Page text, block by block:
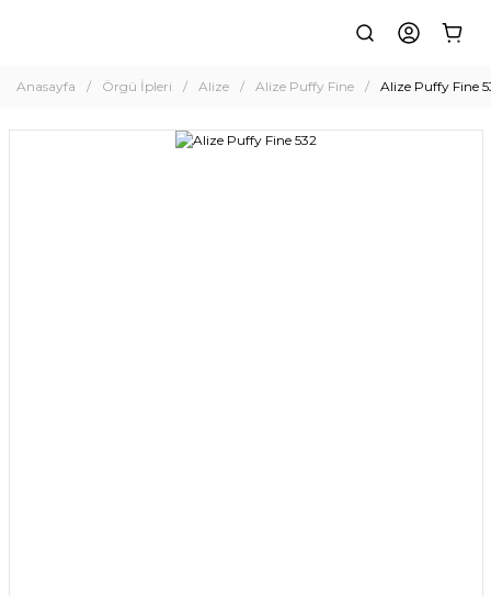
Anasayfa Örgü İpleri Alize Alize Puffy Fine Alize Puffy Fine